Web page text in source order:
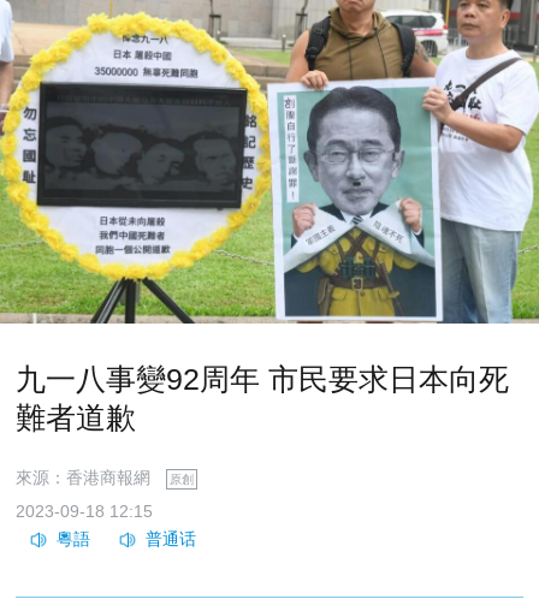
九一八事變92周年 市民要求日本向死
難者道歉
來源：香港商報網 原創
2023-09-18 12:15